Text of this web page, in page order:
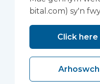
bital.com) sy'n
Click